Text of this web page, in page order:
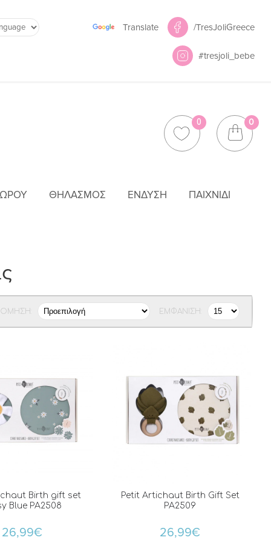
Translate /TresJoliGreece
#tresjoli_bebe
0 0
ΘΗΛΑΣΜΌΣ ΈΝΔΥΣΗ ΠΑΙΧΝΊΔΙ
ΕΜΦΆΝΙΣΗ:
Birth gift set
Blue PA2508
26,99€
Petit Artichaut Birth Gift Set
PA2509
26,99€